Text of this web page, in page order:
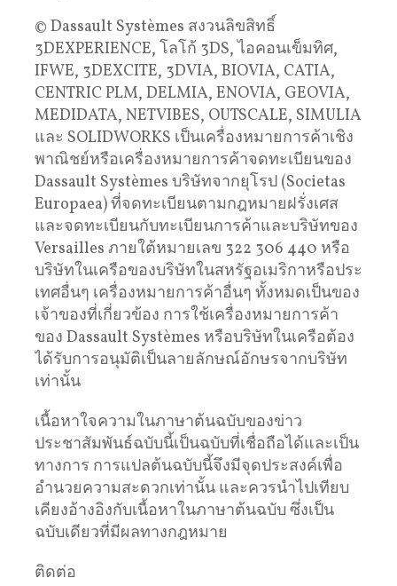
© Dassault Systèmes สงวนลิขสิทธิ์
3DEXPERIENCE, โลโก้ 3DS, ไอคอนเข็มทิศ,
IFWE, 3DEXCITE, 3DVIA, BIOVIA, CATIA,
CENTRIC PLM, DELMIA, ENOVIA, GEOVIA,
MEDIDATA, NETVIBES, OUTSCALE, SIMULIA
และ SOLIDWORKS เป็นเครื่องหมายการค้าเชิง
พาณิชย์หรือเครื่องหมายการค้าจดทะเบียนของ
Dassault Systèmes บริษัทจากยุโรป (Societas
Europaea) ที่จดทะเบียนตามกฎหมายฝรั่งเศส
และจดทะเบียนกับทะเบียนการค้าและบริษัทของ
Versailles ภายใต้หมายเลข 322 306 440 หรือ
บริษัทในเครือของบริษัทในสหรัฐอเมริกาหรือประ
เทศอื่นๆ เครื่องหมายการค้าอื่นๆ ทั้งหมดเป็นของ
เจ้าของที่เกี่ยวข้อง การใช้เครื่องหมายการค้า
ของ Dassault Systèmes หรือบริษัทในเครือต้อง
ได้รับการอนุมัติเป็นลายลักษณ์อักษรจากบริษัท
เท่านั้น
เนื้อหาใจความในภาษาต้นฉบับของข่าว
ประชาสัมพันธ์ฉบับนี้เป็นฉบับที่เชื่อถือได้และเป็น
ทางการ การแปลต้นฉบับนี้จึงมีจุดประสงค์เพื่อ
อำนวยความสะดวกเท่านั้น และควรนำไปเทียบ
เคียงอ้างอิงกับเนื้อหาในภาษาต้นฉบับ ซึ่งเป็น
ฉบับเดียวที่มีผลทางกฎหมาย
ติดต่อ